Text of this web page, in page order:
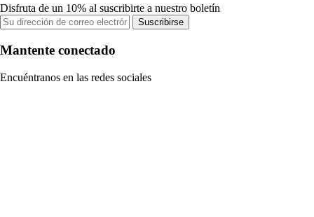
Disfruta de un 10% al suscribirte a nuestro boletín
Suscribirse
Mantente conectado
Encuéntranos en las redes sociales